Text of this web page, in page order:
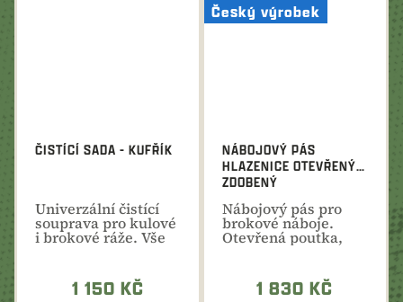
ČISTÍCÍ SADA - KUFŘÍK
Univerzální čistící
souprava pro kulové
i brokové ráže. Vše
1 150 KČ
Český výrobek
NÁBOJOVÝ PÁS
HLAZENICE OTEVŘENÝ
ZDOBENÝ
Nábojový pás pro
brokové náboje.
Otevřená poutka,
kvalitní hovězí kůže
1 830 KČ